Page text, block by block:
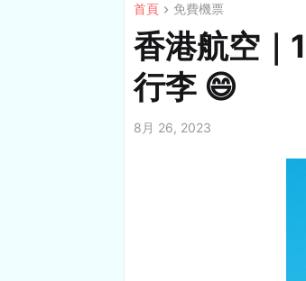
首頁 免費機票
香港航空
行李 😄
8月 26, 2023